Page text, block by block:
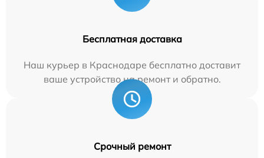
Бесплатная доставка
Наш курьер в Краснодаре бесплатно доставит
ваше устройство на ремонт и обратно.
Срочный ремонт